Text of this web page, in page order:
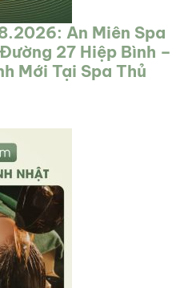
An Miên Spa
27 Hiệp Bình –
Mới Tại Spa Thủ